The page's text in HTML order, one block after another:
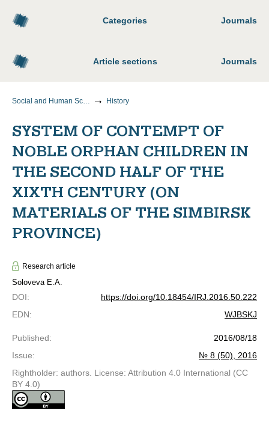
Categories Journals
Article sections Journals
Social and Human Sciences History
SYSTEM OF CONTEMPT OF
NOBLE ORPHAN CHILDREN IN
THE SECOND HALF OF THE
XIXTH CENTURY (ON
MATERIALS OF THE SIMBIRSK
PROVINCE)
Research article
Soloveva E.A.
DOI:
https://doi.org/10.18454/IRJ.2016.50.222
EDN: WJBSKJ
Published:
2016/08/18
Issue:
№ 8 (50), 2016
Rightholder: authors. License: Attribution 4.0 International (CC
BY 4.0)